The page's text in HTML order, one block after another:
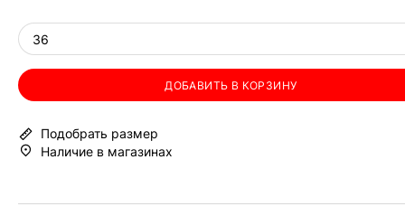
36
ДОБАВИТЬ В КОРЗИНУ
Подобрать размер
Наличие в магазинах